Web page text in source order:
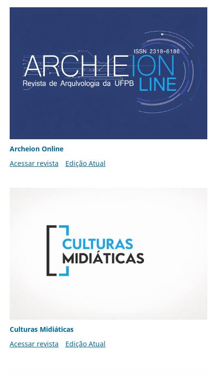
Archeion Online
Acessar revista
Edição Atual
Culturas Midiáticas
Acessar revista
Edição Atual